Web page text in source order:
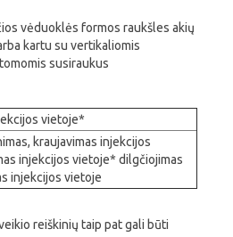
vėduoklės formos raukšles akių
kartu su vertikaliomis
susiraukus
vietoje*
kraujavimas injekcijos
injekcijos vietoje* dilgčiojimas
injekcijos vietoje
reiškinių taip pat gali būti